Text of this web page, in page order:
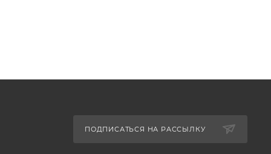
ПОДПИСАТЬСЯ НА РАССЫЛКУ